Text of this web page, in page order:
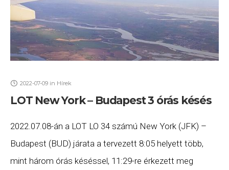
2022-07-09 in Hírek
LOT New York – Budapest 3 órás késés
2022.07.08-án a LOT LO 34 számú New York (JFK) –
Budapest (BUD) járata a tervezett 8:05 helyett több,
mint három órás késéssel, 11:29-re érkezett meg